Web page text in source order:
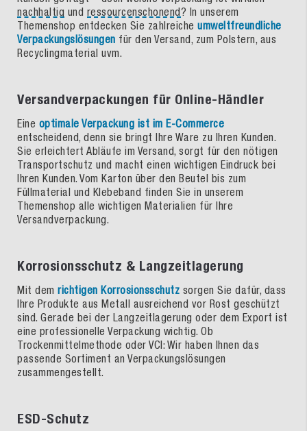
nachhaltig und ressourcenschonend? In unserem
Themenshop entdecken Sie zahlreiche umweltfreundliche
Verpackungslösungen für den Versand, zum Polstern, aus
Recyclingmaterial uvm.
Versandverpackungen für Online-Händler
Eine optimale Verpackung ist im E-Commerce
entscheidend, denn sie bringt Ihre Ware zu Ihren Kunden.
Sie erleichtert Abläufe im Versand, sorgt für den nötigen
Transportschutz und macht einen wichtigen Eindruck bei
Ihren Kunden. Vom Karton über den Beutel bis zum
Füllmaterial und Klebeband finden Sie in unserem
Themenshop alle wichtigen Materialien für Ihre
Versandverpackung.
Korrosionsschutz & Langzeitlagerung
Mit dem richtigen Korrosionsschutz sorgen Sie dafür, dass
Ihre Produkte aus Metall ausreichend vor Rost geschützt
sind. Gerade bei der Langzeitlagerung oder dem Export ist
eine professionelle Verpackung wichtig. Ob
Trockenmittelmethode oder VCI: Wir haben Ihnen das
passende Sortiment an Verpackungslösungen
zusammengestellt.
ESD-Schutz